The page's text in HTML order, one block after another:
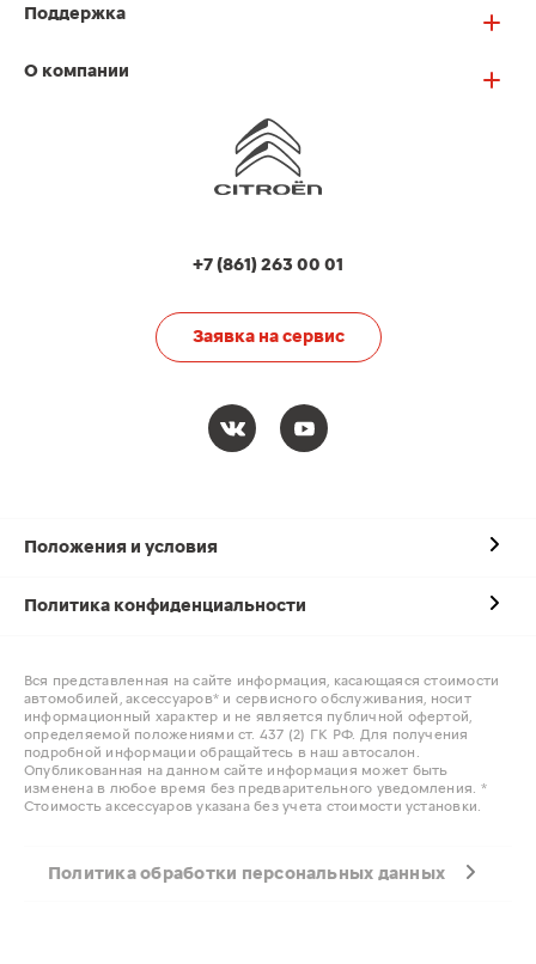
Поддержка
О компании
+7 (861) 263 00 01
Заявка на сервис
Положения и условия
Политика конфиденциальности
Вся представленная на сайте информация, касающаяся стоимости
автомобилей, аксессуаров* и сервисного обслуживания, носит
информационный характер и не является публичной офертой,
определяемой положениями ст. 437 (2) ГК РФ. Для получения
подробной информации обращайтесь в наш автосалон.
Опубликованная на данном сайте информация может быть
изменена в любое время без предварительного уведомления. *
Стоимость аксессуаров указана без учета стоимости установки.
Политика обработки персональных данных